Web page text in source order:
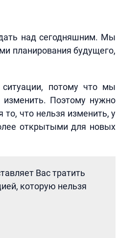
над сегодняшним. Мы
планирования будущего,
ситуации, потому что мы
Поэтому нужно
что нельзя изменить, у
открытыми для новых
Вас тратить
которую нельзя